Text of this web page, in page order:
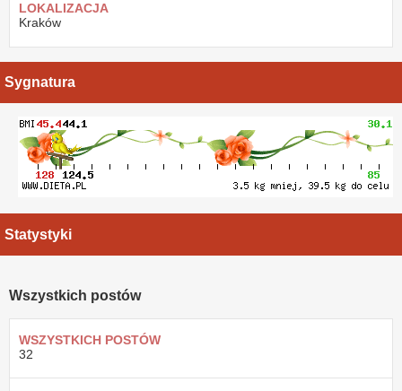
LOKALIZACJA
Kraków
Sygnatura
Statystyki
Wszystkich postów
WSZYSTKICH POSTÓW
32